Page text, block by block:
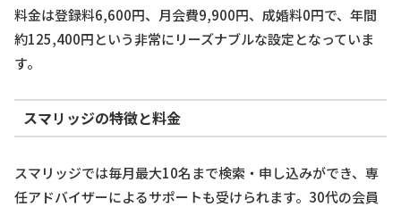
料金は登録料6,600円、月会費9,900円、成婚料0円で、年間
約125,400円という非常にリーズナブルな設定となっていま
す。
スマリッジの特徴と料金
スマリッジでは毎月最大10名まで検索・申し込みができ、専
任アドバイザーによるサポートも受けられます。30代の会員